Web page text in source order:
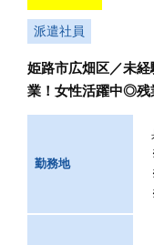
派遣社員
姫路市広畑区／未
業！女性活躍中◎残
勤務地